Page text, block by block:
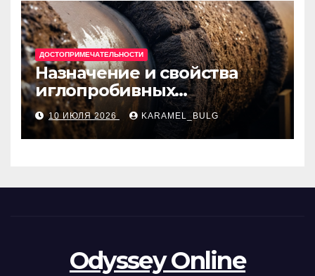
ДОСТОПРИМЕЧАТЕЛЬНОСТИ
Назначение и свойства
иглопробивных
базальтовых огнеупорных
матов
10 ИЮЛЯ 2026 KARAMEL_BULG
Odyssey Online